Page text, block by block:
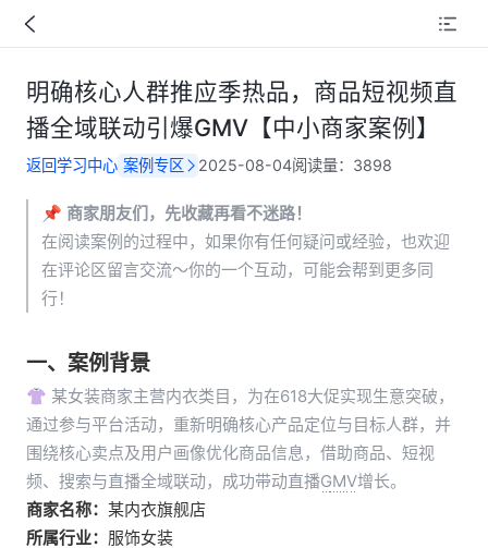
明确核心人群推应季热品，商品短视频直
播全域联动引爆GMV【中小商家案例】
返回学习中心 案例专区 2025-08-04阅读量： 3898
📌 商家朋友们，先收藏再看不迷路！
在阅读案例的过程中，如果你有任何疑问或经验，也欢迎
在评论区留言交流～你的一个互动，可能会帮到更多同
行！
一、 案例背景
👚 某女装商家主营内衣类目，为在618大促实现生意突破，
通过参与平台活动，重新明确核心产品定位与目标人群，并
围绕核心卖点及用户画像优化商品信息，借助商品、短视
频、搜索与直播全域联动，成功带动直播GMV增长。
商家名称： 某内衣旗舰店
所属行业： 服饰女装